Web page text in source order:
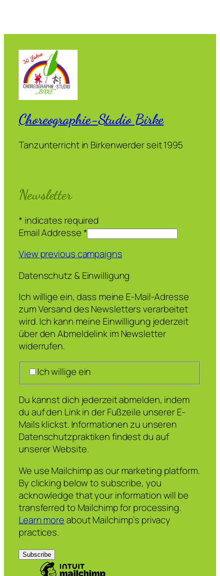
Choreographie-Studio Birke
Tanzunterricht in Birkenwerder seit 1995
Newsletter
* indicates required
Email Addresse*
View previous campaigns
Datenschutz & Einwilligung
Ich willige ein, dass meine E-Mail-Adresse
zum Versand des Newsletters verarbeitet
wird. Ich kann meine Einwilligung jederzeit
über den Abmeldelink im Newsletter
widerrufen.
Ich willige ein
Du kannst dich jederzeit abmelden, indem
du auf den Link in der Fußzeile unserer E-
Mails klickst. Informationen zu unseren
Datenschutzpraktiken findest du auf
unserer Website.
We use Mailchimp as our marketing platform.
By clicking below to subscribe, you
acknowledge that your information will be
transferred to Mailchimp for processing.
Learn moreabout Mailchimp’s privacy
practices.